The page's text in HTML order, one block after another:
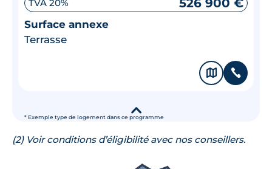
* Exemple type de logement dans ce programme
TVA 20%
Surface annexe
Terrasse
🗞 📞
▾
(2) Voir conditions d’éligibilité avec nos conseillers.